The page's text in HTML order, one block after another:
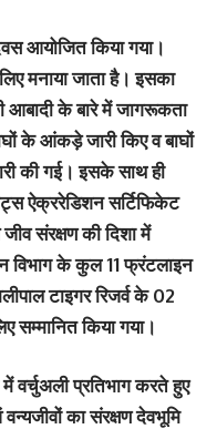
आयोजित किया गया।
मनाया जाता है। इसका
आबादी के बारे में जागरूकता
के आंकड़े जारी किए व बाघों
की गई। इसके साथ ही
ऐक्ररेडिशन सर्टिफिकेट
संरक्षण की दिशा में
विभाग के कुल 11 फ्रंटलाइन
टाइगर रिजर्व के 02
सम्मानित किया गया।
वर्चुअली प्रतिभाग करते हुए
का संरक्षण देवभूमि